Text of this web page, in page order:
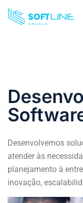
Desenvolvemos
atender às
planejamento à
inovação,